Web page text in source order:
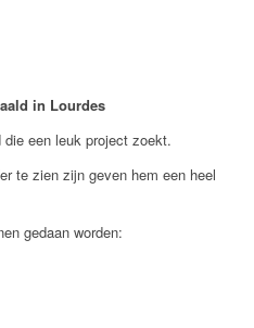
in Lourdes
een leuk project zoekt.
te zien zijn geven hem een heel
gedaan worden: